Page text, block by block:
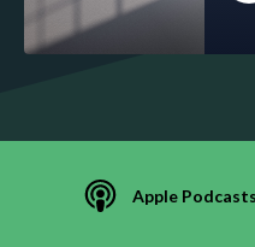
Apple Podcasts